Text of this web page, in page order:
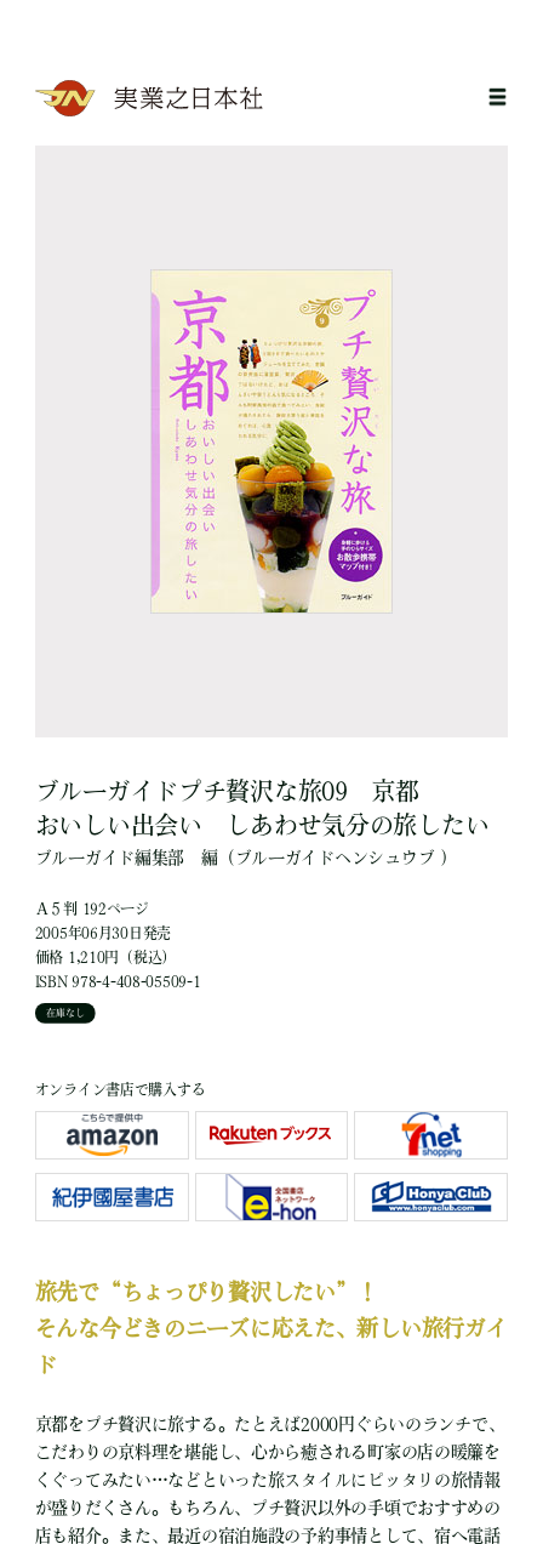
ブルーガイドプチ贅沢な旅09 京都
おいしい出会い しあわせ気分の旅したい
ブルーガイド編集部 編（ブルーガイドヘンシュウブ ）
Ａ５判 192ページ
2005年06月30日発売
価格 1,210円（税込）
ISBN 978-4-408-05509-1
在庫なし
オンライン書店で購入する
旅先で“ちょっぴり贅沢したい”！
そんな今どきのニーズに応えた、新しい旅行ガイ
ド
京都をプチ贅沢に旅する。たとえば2000円ぐらいのランチで、
こだわりの京料理を堪能し、心から癒される町家の店の暖簾を
くぐってみたい…などといった旅スタイルにピッタリの旅情報
が盛りだくさん。もちろん、プチ贅沢以外の手頃でおすすめの
店も紹介。また、最近の宿泊施設の予約事情として、宿へ電話